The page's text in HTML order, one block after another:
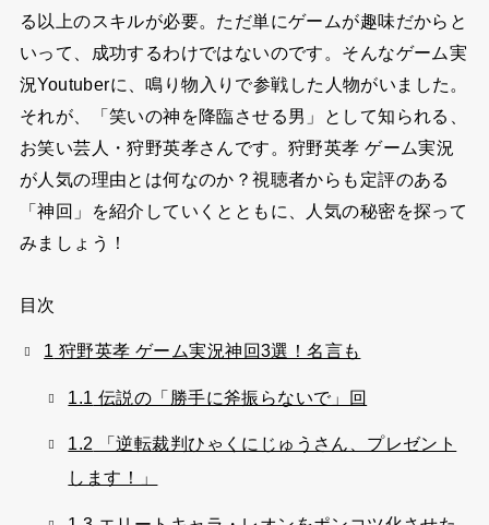
る以上のスキルが必要。ただ単にゲームが趣味だからと
いって、成功するわけではないのです。そんなゲーム実
況Youtuberに、鳴り物入りで参戦した人物がいました。
それが、「笑いの神を降臨させる男」として知られる、
お笑い芸人・狩野英孝さんです。狩野英孝 ゲーム実況
が人気の理由とは何なのか？視聴者からも定評のある
「神回」を紹介していくとともに、人気の秘密を探って
みましょう！
目次
1 狩野英孝 ゲーム実況神回3選！名言も
1.1 伝説の「勝手に斧振らないで」回
1.2 「逆転裁判ひゃくにじゅうさん、プレゼント
します！」